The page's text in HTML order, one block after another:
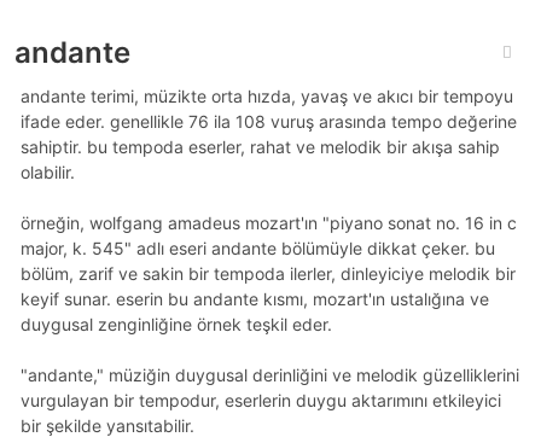
andante
andante terimi, müzikte orta hızda, yavaş ve akıcı bir tempoyu
ifade eder. genellikle 76 ila 108 vuruş arasında tempo değerine
sahiptir. bu tempoda eserler, rahat ve melodik bir akışa sahip
olabilir.
örneğin, wolfgang amadeus mozart'ın "piyano sonat no. 16 in c
major, k. 545" adlı eseri andante bölümüyle dikkat çeker. bu
bölüm, zarif ve sakin bir tempoda ilerler, dinleyiciye melodik bir
keyif sunar. eserin bu andante kısmı, mozart'ın ustalığına ve
duygusal zenginliğine örnek teşkil eder.
"andante," müziğin duygusal derinliğini ve melodik güzelliklerini
vurgulayan bir tempodur, eserlerin duygu aktarımını etkileyici
bir şekilde yansıtabilir.